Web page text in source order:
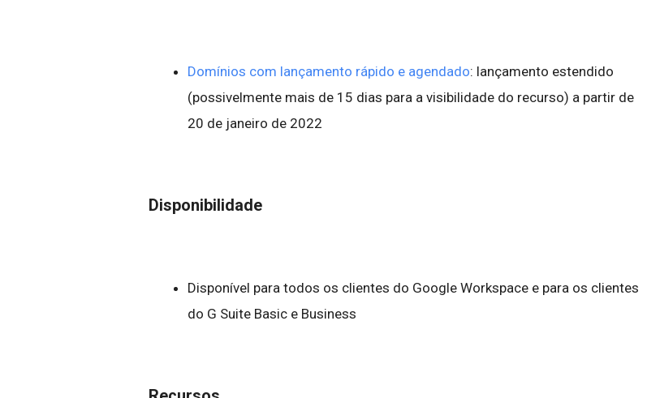
Domínios com lançamento rápido e agendado: lançamento estendido
(possivelmente mais de 15 dias para a visibilidade do recurso) a partir de
20 de janeiro de 2022
Disponibilidade
Disponível para todos os clientes do Google Workspace e para os clientes
do G Suite Basic e Business